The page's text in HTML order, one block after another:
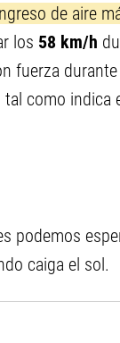
de aire
los 58 km/h
fuerza
tal como indica
podemos
caiga el sol.